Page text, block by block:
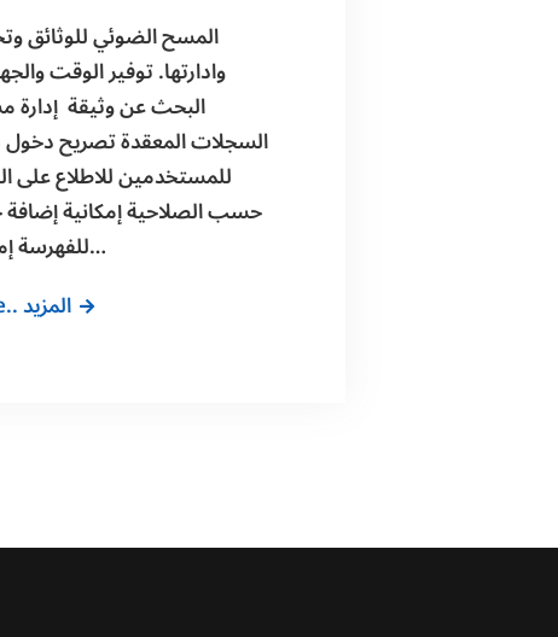
المسح الضوئي للوثائق
وادارتها. توفير الوقت
البحث عن وثيقة إدارة
السجلات المعقدة تصريح
للمستخدمين للاطلاع على
حسب الصلاحية إمكانية
للفهرسة إمكانية…
More.. المزيدأهمية